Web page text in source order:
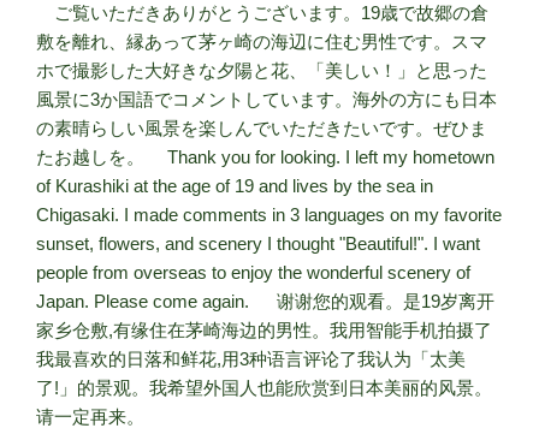
ご覧いただきありがとうございます。19歳で故郷の倉
敷を離れ、縁あって茅ヶ崎の海辺に住む男性です。スマ
ホで撮影した大好きな夕陽と花、「美しい！」と思った
風景に3か国語でコメントしています。海外の方にも日本
の素晴らしい風景を楽しんでいただきたいです。ぜひま
たお越しを。 Thank you for looking. I left my hometown
of Kurashiki at the age of 19 and lives by the sea in
Chigasaki. I made comments in 3 languages on my favorite
sunset, flowers, and scenery I thought "Beautiful!". I want
people from overseas to enjoy the wonderful scenery of
Japan. Please come again. 谢谢您的观看。是19岁离开
家乡仓敷,有缘住在茅崎海边的男性。我用智能手机拍摄了
我最喜欢的日落和鲜花,用3种语言评论了我认为「太美
了!」的景观。我希望外国人也能欣赏到日本美丽的风景。
请一定再来。